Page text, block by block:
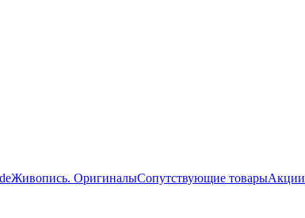
Живопись. ОригиналыСопутствующие товарыАкции